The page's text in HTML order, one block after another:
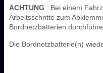
ACHTUNG : Bei einem
Arbeitsschritte zum
Bordnetzbatterien
Die Bordnetzbatterie(n)